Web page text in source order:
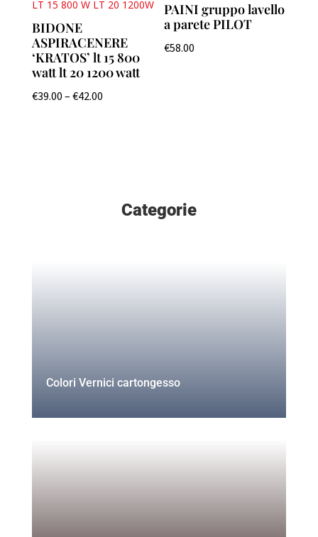
BIDONE
ASPIRACENERE
‘KRATOS’ lt 15 800
watt lt 20 1200 watt
€39.00 – €42.00
PAINI gruppo lavello
a parete PILOT
€58.00
Categorie
Colori Vernici cartongesso